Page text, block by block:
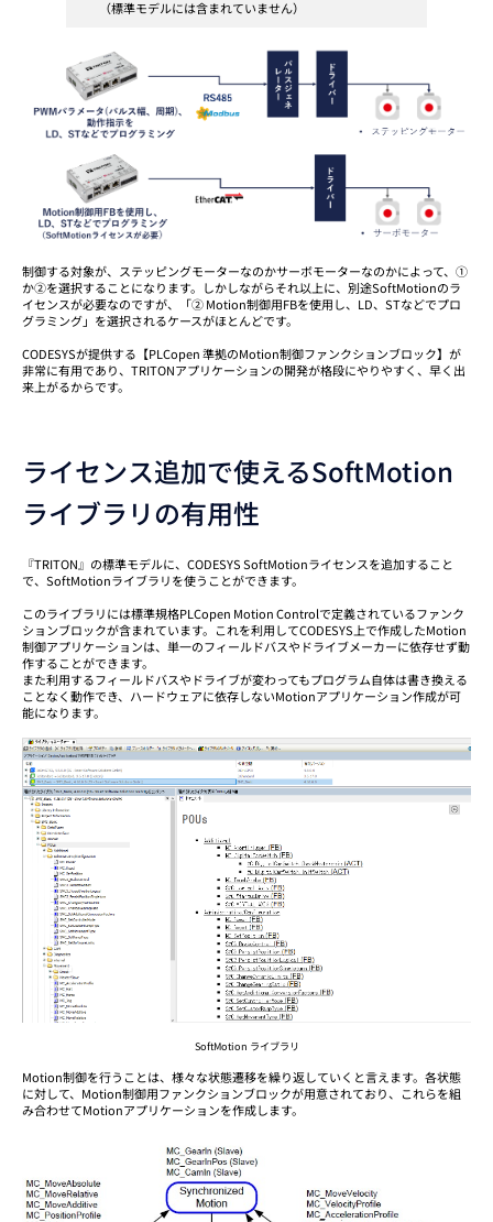
（標準モデルには含まれていません）
制御する対象が、ステッピングモーターなのかサーボモーターなのかによって、①
か②を選択することになります。しかしながらそれ以上に、別途SoftMotionのラ
イセンスが必要なのですが、「② Motion制御用FBを使用し、LD、STなどでプロ
グラミング」を選択されるケースがほとんどです。
CODESYSが提供する【PLCopen 準拠のMotion制御ファンクションブロック】が
非常に有用であり、TRITONアプリケーションの開発が格段にやりやすく、早く出
来上がるからです。
ライセンス追加で使えるSoftMotion
ライブラリの有用性
『TRITON』の標準モデルに、CODESYS SoftMotionライセンスを追加すること
で、SoftMotionライブラリを使うことができます。
このライブラリには標準規格PLCopen Motion Controlで定義されているファンク
ションブロックが含まれています。これを利用してCODESYS上で作成したMotion
制御アプリケーションは、単一のフィールドバスやドライブメーカーに依存せず動
作することができます。
また利用するフィールドバスやドライブが変わってもプログラム自体は書き換える
ことなく動作でき、ハードウェアに依存しないMotionアプリケーション作成が可
能になります。
SoftMotion ライブラリ
Motion制御を行うことは、様々な状態遷移を繰り返していくと言えます。各状態
に対して、Motion制御用ファンクションブロックが用意されており、これらを組
み合わせてMotionアプリケーションを作成します。